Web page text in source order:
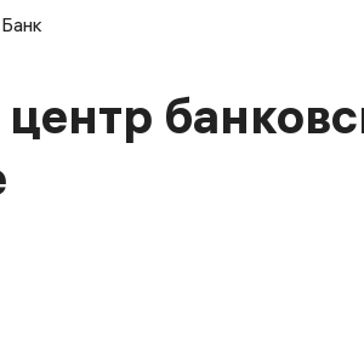
Банк